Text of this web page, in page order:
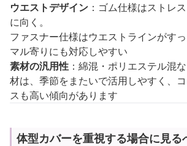
ウエストデザイン ：ゴム仕様はストレ
に向く。
ファスナー仕様はウエストラインがす
マル寄りにも対応しやすい
素材の汎用性 ：綿混・ポリエステル混
材は、季節をまたいで活用しやすく、
スも高い傾向があります
体型カバーを重視する場合に見る